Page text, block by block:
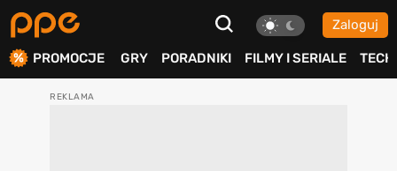
Zaloguj
PROMOCJE GRY PORADNIKI FILMY I SERIALE TECH